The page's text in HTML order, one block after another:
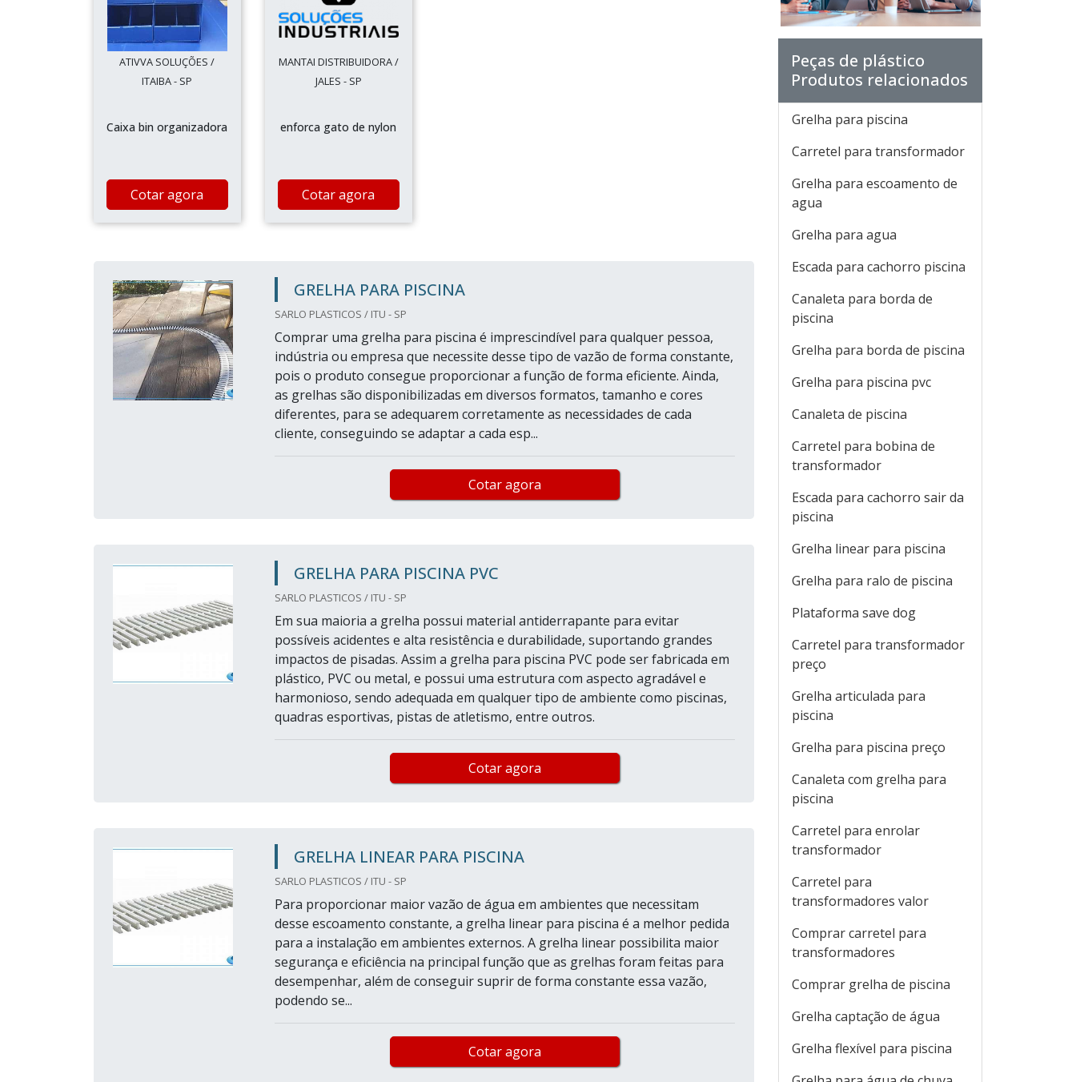
ATIVVA SOLUÇÕES /
ITAIBA - SP
Caixa bin organizadora
Cotar agora
MANTAI DISTRIBUIDORA /
JALES - SP
enforca gato de nylon
Cotar agora
GRELHA PARA PISCINA
SARLO PLASTICOS / ITU - SP
Comprar uma grelha para piscina é imprescindível para qualquer pessoa,
indústria ou empresa que necessite desse tipo de vazão de forma constante,
pois o produto consegue proporcionar a função de forma eficiente. Ainda,
as grelhas são disponibilizadas em diversos formatos, tamanho e cores
diferentes, para se adequarem corretamente as necessidades de cada
cliente, conseguindo se adaptar a cada esp...
Cotar agora
GRELHA PARA PISCINA PVC
SARLO PLASTICOS / ITU - SP
Em sua maioria a grelha possui material antiderrapante para evitar
possíveis acidentes e alta resistência e durabilidade, suportando grandes
impactos de pisadas. Assim a grelha para piscina PVC pode ser fabricada em
plástico, PVC ou metal, e possui uma estrutura com aspecto agradável e
harmonioso, sendo adequada em qualquer tipo de ambiente como piscinas,
quadras esportivas, pistas de atletismo, entre outros.
Cotar agora
GRELHA LINEAR PARA PISCINA
SARLO PLASTICOS / ITU - SP
Para proporcionar maior vazão de água em ambientes que necessitam
desse escoamento constante, a grelha linear para piscina é a melhor pedida
para a instalação em ambientes externos. A grelha linear possibilita maior
segurança e eficiência na principal função que as grelhas foram feitas para
desempenhar, além de conseguir suprir de forma constante essa vazão,
podendo se...
Cotar agora
Peças de plástico
Produtos relacionados
Grelha para piscina
Carretel para transformador
Grelha para escoamento de
agua
Grelha para agua
Escada para cachorro piscina
Canaleta para borda de
piscina
Grelha para borda de piscina
Grelha para piscina pvc
Canaleta de piscina
Carretel para bobina de
transformador
Escada para cachorro sair da
piscina
Grelha linear para piscina
Grelha para ralo de piscina
Plataforma save dog
Carretel para transformador
preço
Grelha articulada para
piscina
Grelha para piscina preço
Canaleta com grelha para
piscina
Carretel para enrolar
transformador
Carretel para
transformadores valor
Comprar carretel para
transformadores
Comprar grelha de piscina
Grelha captação de água
Grelha flexível para piscina